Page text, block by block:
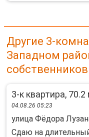
Другие 3-
Западном
собственников
3-к квартира, 70.2
04.08.26 05:23
улица Фёдора
Сдаю на